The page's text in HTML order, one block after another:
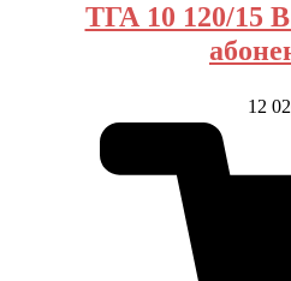
ТГА 10 120/15
12